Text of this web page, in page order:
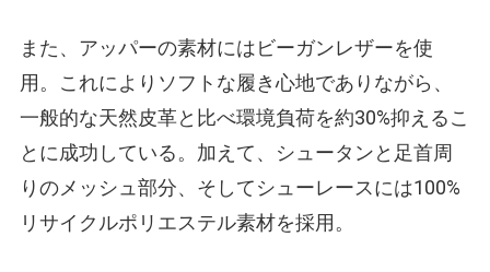
また、アッパーの素材にはビーガンレザーを使
用。これによりソフトな履き心地でありながら、
一般的な天然皮革と比べ環境負荷を約30%抑えるこ
とに成功している。加えて、シュータンと足首周
りのメッシュ部分、そしてシューレースには100%
リサイクルポリエステル素材を採用。